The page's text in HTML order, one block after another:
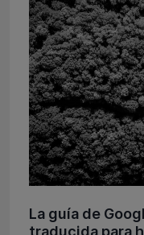
La guía de
traducida para